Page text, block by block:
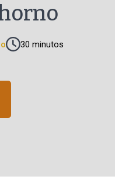
30 minutos